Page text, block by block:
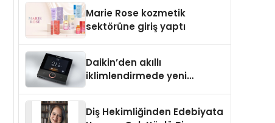
Aldı
Marie Rose kozmetik
sektörüne giriş yaptı
Daikin’den akıllı
iklimlendirmede yeni
Diş Hekimliğinden Edebiyata